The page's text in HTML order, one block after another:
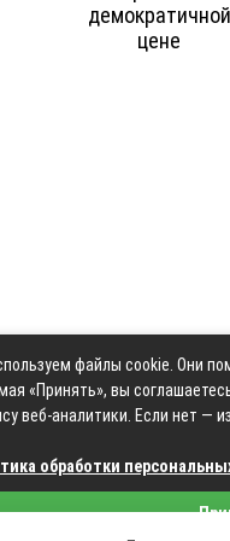
демократичной
цене
с редакцией
файлы cookie. Они
«Принять», вы
веб-аналитики. Если нет —
обработки